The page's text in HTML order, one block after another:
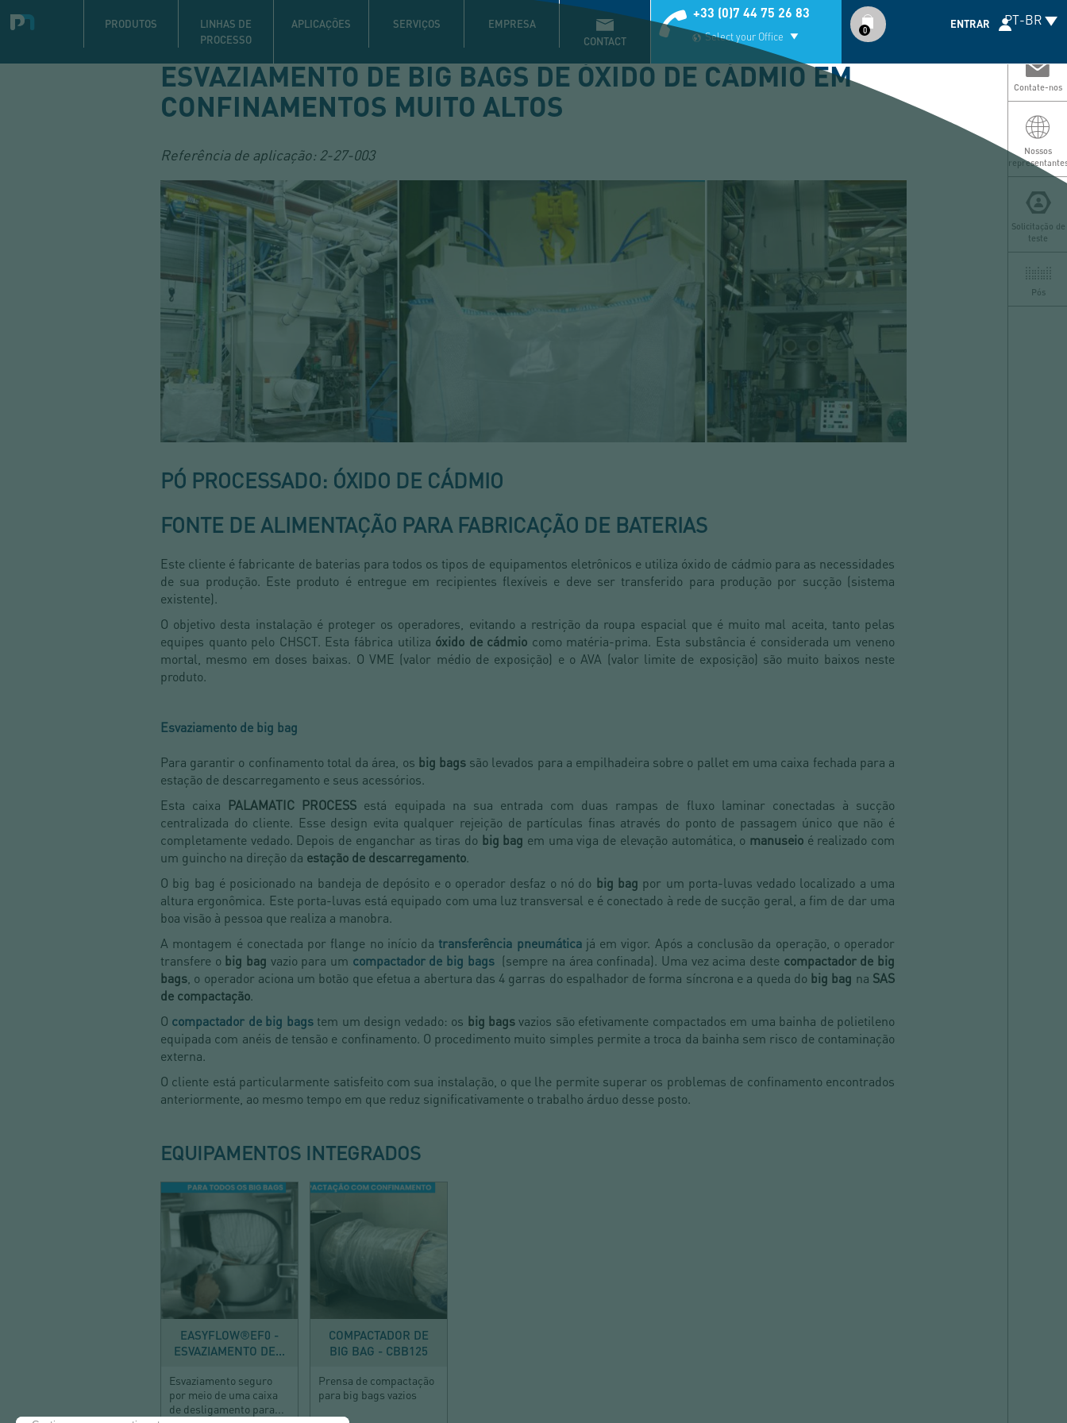
PT-BR
principale
PRODUTOS
LINHAS DE
PROCESSO
APLICAÇÕES SERVIÇOS
EMPRESA
CONTACT
+33 (0)7 44 75 26 83
Select your Office 0
utilisateur
ENTRAR
Contate-nos
Nossos
Solicitação de
teste
Pós
ESVAZIAMENTO DE BIG BAGS DE ÓXIDO DE CÁDMIO EM
CONFINAMENTOS MUITO ALTOS
Referência de aplicação: 2-27-003
PÓ PROCESSADO: ÓXIDO DE CÁDMIO
FONTE DE ALIMENTAÇÃO PARA FABRICAÇÃO DE BATERIAS
Este cliente é fabricante de baterias para todos os tipos de equipamentos eletrônicos e utiliza óxido de cádmio para as necessidades
de sua produção. Este produto é entregue em recipientes flexíveis e deve ser transferido para produção por sucção (sistema
existente).
O objetivo desta instalação é proteger os operadores, evitando a restrição da roupa espacial que é muito mal aceita, tanto pelas
equipes quanto pelo CHSCT. Esta fábrica utiliza óxido de cádmio como matéria-prima. Esta substância é considerada um veneno
mortal, mesmo em doses baixas. O VME (valor médio de exposição) e o AVA (valor limite de exposição) são muito baixos neste
produto.
Esvaziamento de big bag
Para garantir o confinamento total da área, os big bagssão levados para a empilhadeira sobre o pallet em uma caixa fechada para a
estação de descarregamento e seus acessórios.
Esta caixa PALAMATIC PROCESS está equipada na sua entrada com duas rampas de fluxo laminar conectadas à sucção
centralizada do cliente. Esse design evita qualquer rejeição de partículas finas através do ponto de passagem único que não é
completamente vedado. Depois de enganchar as tiras do big bag em uma viga de elevação automática, o manuseioé realizado com
um guincho na direção da estação de descarregamento.
O big bag é posicionado na bandeja de depósito e o operador desfaz o nó do big bag por um porta-luvas vedado localizado a uma
altura ergonômica. Este porta-luvas está equipado com uma luz transversal e é conectado à rede de sucção geral, a fim de dar uma
boa visão à pessoa que realiza a manobra.
A montagem é conectada por flange no início da transferência pneumáticajá em vigor. Após a conclusão da operação, o operador
transfere o big bag vazio para um compactador de big bags (sempre na área confinada). Uma vez acima deste compactador de big
bags , o operador aciona um botão que efetua a abertura das 4 garras do espalhador de forma síncrona e a queda do big bag na SAS
de compactação.
O compactador de big bagstem um design vedado: os big bagsvazios são efetivamente compactados em uma bainha de polietileno
equipada com anéis de tensão e confinamento. O procedimento muito simples permite a troca da bainha sem risco de contaminação
externa.
O cliente está particularmente satisfeito com sua instalação, o que lhe permite superar os problemas de confinamento encontrados
anteriormente, ao mesmo tempo em que reduz significativamente o trabalho árduo desse posto.
EQUIPAMENTOS INTEGRADOS
ESVAZIAR
EASYFLOW®EF0 -
ESVAZIAMENTO DE...
Esvaziamento seguro
por meio de uma caixa
de desligamento para...
ESVAZIAR
COMPACTADOR DE
BIG BAG - CBB125
Prensa de compactação
para big bags vazios